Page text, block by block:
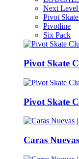
Next
Pivot
Pivotline
Six Pack
Pivot Skate
Pivot Skate
Caras